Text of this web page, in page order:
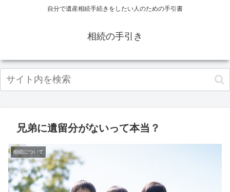
自分で遺産相続手続きをしたい人のための手引書
相続の手引き
兄弟に遺留分がないって本当？
相続について